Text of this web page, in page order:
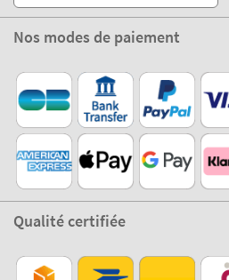
Nos modes de paiement
Qualité certifiée